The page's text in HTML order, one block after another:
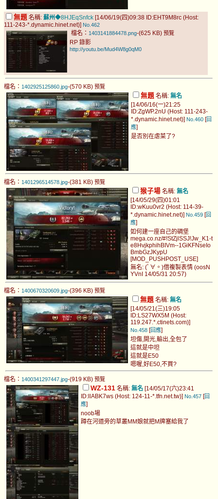
無題 名稱: 蘇州◆8HJEqSnfck [14/06/19(四)09:38 ID:EHT9M8rc (Host:
111-243-*.dynamic.hinet.net)] No.462
檔名： 1403141884478.png-(625 KB) 預覽
RP 錄影
http://youtu.be/Mud4W8g0qM0
檔名： 1402925125860.jpg-(570 KB) 預覽
無題 名稱: 無名
[14/06/16(一)21:25
ID:ZgWP.2nU (Host: 111-243-
*.dynamic.hinet.net)] No.460 [回
應]
是否別在虐菜了?
檔名： 1401296514578.jpg-(381 KB) 預覽
猴子場 名稱: 無名
[14/05/29(四)01:01
ID:wKuu0vr2 (Host: 114-39-
*.dynamic.hinet.net)] No.459 [回
應]
如何建一座自己的碉堡
mega.co.nz/#!StZjlSSJ!Jw_K1-t
e8HvjkphihBIVm--1GiKFNseIo
BmbGzJKypU
[MOD_PUSHPOST_USE]
無名: (ﾟ∀。)借複製表情 (oosN
YVnI 14/05/31 20:57)
檔名： 1400670320609.jpg-(396 KB) 預覽
無題 名稱: 無名
[14/05/21(三)19:05
ID:LS27WX5M (Host:
119.247.*.ctinets.com)]
No.458 [回應]
坦傷,開光,輸出,全包了
這就是中坦
這就是E50
嗯喔,好E50,不買?
檔名： 1400341297447.jpg-(919 KB) 預覽
WZ-131 名稱: 無名 [14/05/17(六)23:41
ID:llABK7ws (Host: 124-11-*.tfn.net.tw)] No.457 [回
應]
noob場
蹲在河道旁的草叢MM娘就把M牌塞給我了